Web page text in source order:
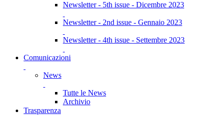
Newsletter - 5th issue - Dicembre 2023
Newsletter - 2nd issue - Gennaio 2023
Newsletter - 4th issue - Settembre 2023
Comunicazioni
News
Tutte le News
Archivio
Trasparenza